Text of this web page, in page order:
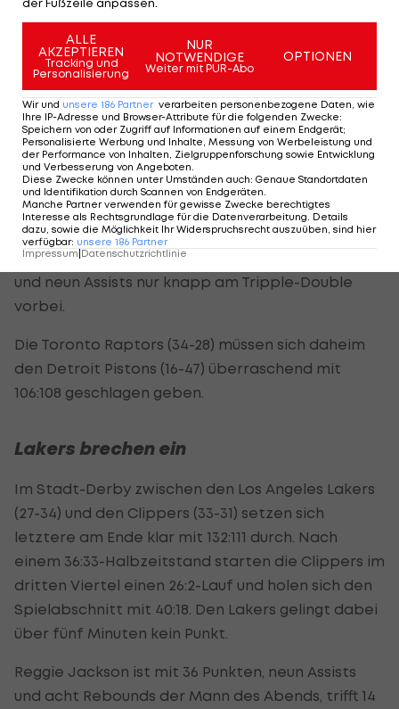
Trae Young führt die Atlanta Hawks (30:32) mit 39
Punkten zu einem 130:124-Erfolg über die Chicago
Bulls (39-24). 38 Punkte von Ja Morant reichen den
Memphis Grizzlies (43-21) gegen die Boston Celtics
(38-27) nicht, bei denen Jayson Tatum mit 37
Punkte dagegenhält und einen großen Anteil am
120:107-Erfolg hat.
Luka Doncic schrammt beim 122:113-Erfolg seiner
Dallas Maverick (38-25) über die Golden State
Warriors (43-20) mit 41 Punkten, zehn Rebounds
und neun Assists nur knapp am Tripple-Double
vorbei.
Die Toronto Raptors (34-28) müssen sich daheim
den Detroit Pistons (16-47) überraschend mit
106:108 geschlagen geben.
Lakers brechen ein
Im Stadt-Derby zwischen den Los Angeles Lakers
(27-34) und den Clippers (33-31) setzen sich
letztere am Ende klar mit 132:111 durch. Nach
einem 36:33-Halbzeitstand starten die Clippers im
dritten Viertel einen 26:2-Lauf und holen sich den
Spielabschnitt mit 40:18. Den Lakers gelingt dabei
über fünf Minuten kein Punkt.
Reggie Jackson ist mit 36 Punkten, neun Assists
und acht Rebounds der Mann des Abends, trifft 14
ALLE
AKZEPTIEREN
Tracking und
Personalisierung
NUR
NOTWENDIGE
Weiter mit PUR-Abo
OPTIONEN
Wir und unsere 186 Partner verarbeiten personenbezogene Daten, wie
Ihre IP-Adresse und Browser-Attribute für die folgenden Zwecke:
Speichern von oder Zugriff auf Informationen auf einem Endgerät;
Personalisierte Werbung und Inhalte, Messung von Werbeleistung und
der Performance von Inhalten, Zielgruppenforschung sowie Entwicklung
und Verbesserung von Angeboten.
Diese Zwecke können unter Umständen auch: Genaue Standortdaten
und Identifikation durch Scannen von Endgeräten.
Manche Partner verwenden für gewisse Zwecke berechtigtes
Interesse als Rechtsgrundlage für die Datenverarbeitung. Details
dazu, sowie die Möglichkeit Ihr Widerspruchsrecht auszuüben, sind hier
verfügbar: unsere 186 Partner
Impressum Datenschutzrichtlinie